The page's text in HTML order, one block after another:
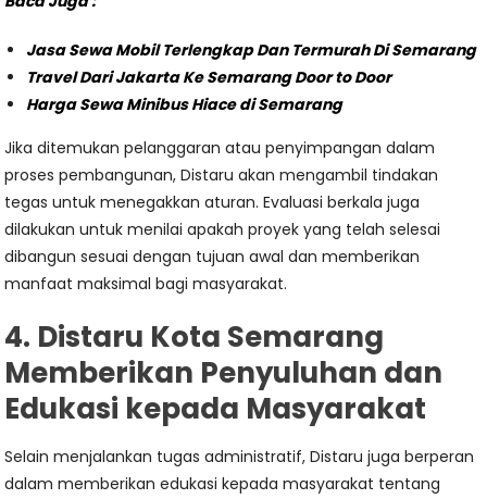
Jasa Sewa Mobil Terlengkap Dan Termurah Di Semarang
Travel Dari Jakarta Ke Semarang Door to Door
Harga Sewa Minibus Hiace di Semarang
Jika ditemukan pelanggaran atau penyimpangan dalam
proses pembangunan, Distaru akan mengambil tindakan
tegas untuk menegakkan aturan. Evaluasi berkala juga
dilakukan untuk menilai apakah proyek yang telah selesai
dibangun sesuai dengan tujuan awal dan memberikan
manfaat maksimal bagi masyarakat.
4. Distaru Kota Semarang
Memberikan Penyuluhan dan
Edukasi kepada Masyarakat
Selain menjalankan tugas administratif, Distaru juga berperan
dalam memberikan edukasi kepada masyarakat tentang